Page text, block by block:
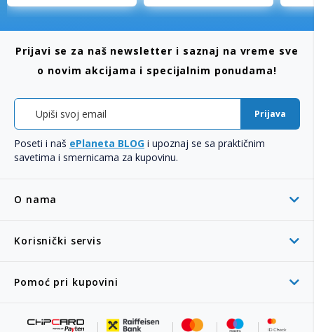
O nama
Korisnički servis
Pomoć pri kupovini
Prijavi se za naš newsletter i saznaj na vreme sve
o novim akcijama i specijalnim ponudama!
Prijava
Poseti i naš ePlaneta BLOG i upoznaj se sa praktičnim
savetima i smernicama za kupovinu.